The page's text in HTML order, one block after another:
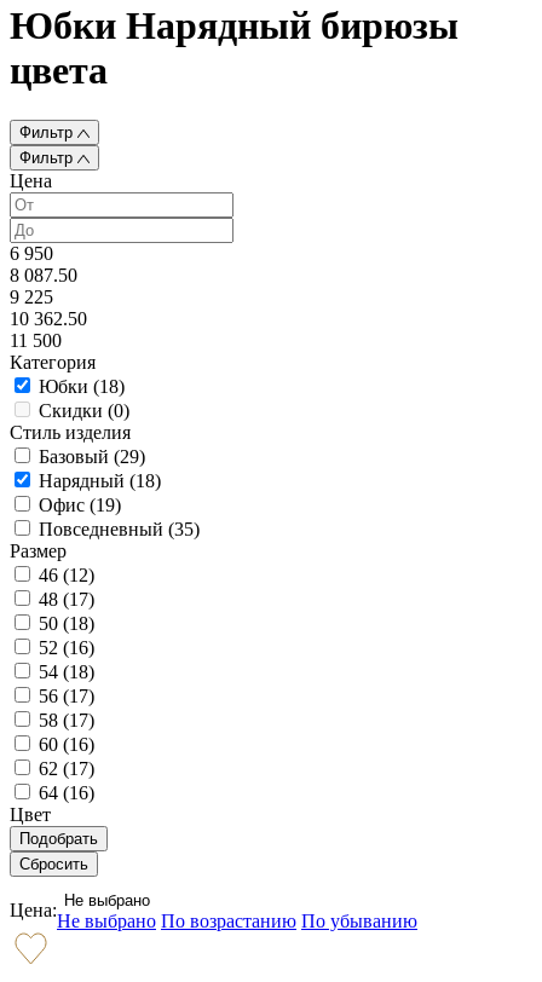
Юбки Нарядный бирюзы
цвета
Фильтр
Фильтр
Цена
6 950
8 087.50
9 225
10 362.50
11 500
Категория
Юбки (18)
Скидки (0)
Стиль изделия
Базовый (29)
Нарядный (18)
Офис (19)
Повседневный (35)
Размер
46 (12)
48 (17)
50 (18)
52 (16)
54 (18)
56 (17)
58 (17)
60 (16)
62 (17)
64 (16)
Цвет
Цена: Не выбрано
Не выбрано По возрастанию По убыванию